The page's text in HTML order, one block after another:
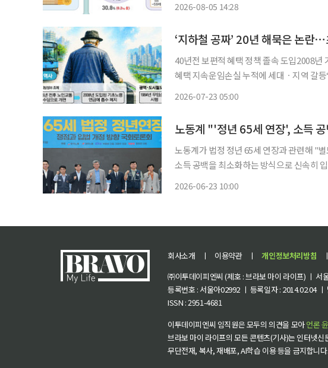
2026-08-05 14:28
40년전 보편적 혜택 정책 졸속 도입2008
혜택 지속운임손실 누적에 세대ㆍ지역 갈등“결국은
2026-07-23 05:00
노동계가 법정 정년 65세 연장과 관련해 "
소득 공백을 최소화하는 방식으로 신속히
2026-06-23 10:00
회사소개 ㅣ 이용약관 ㅣ 개인정보처리방침 ㅣ
㈜이투데이피엔씨 (제호 : 브라보 마이 라이프) ㅣ
등록번호 : 서울아02992 ㅣ 등록일자 : 2014.02.04
ISSN : 2951-4681
이투데이피엔씨 임직원은 모두의 의견을 모아언론
브라보 마이 라이프의 모든 콘텐츠(기사)는 인터넷
무단전재, 복사, 재배포, AI학습 이용 등을 금지합니다.